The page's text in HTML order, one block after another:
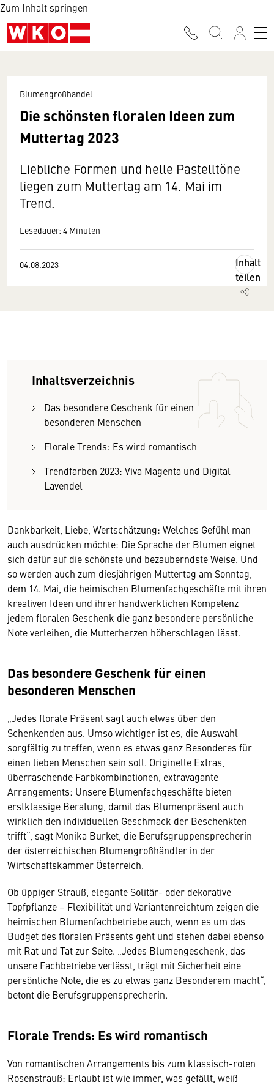
Zum Inhalt springen
Blumengroßhandel
Die schönsten floralen Ideen zum
Muttertag 2023
Liebliche Formen und helle Pastelltöne
liegen zum Muttertag am 14. Mai im
Trend.
Lesedauer: 4 Minuten
04.08.2023
Inhalt
teilen
Inhaltsverzeichnis
Das besondere Geschenk für einen
besonderen Menschen
Florale Trends: Es wird romantisch
Trendfarben 2023: Viva Magenta und Digital
Lavendel
Dankbarkeit, Liebe, Wertschätzung: Welches Gefühl man
auch ausdrücken möchte: Die Sprache der Blumen eignet
sich dafür auf die schönste und bezauberndste Weise. Und
so werden auch zum diesjährigen Muttertag am Sonntag,
dem 14. Mai, die heimischen Blumenfachgeschäfte mit ihren
kreativen Ideen und ihrer handwerklichen Kompetenz
jedem floralen Geschenk die ganz besondere persönliche
Note verleihen, die Mutterherzen höherschlagen lässt.
Das besondere Geschenk für einen
besonderen Menschen
„Jedes florale Präsent sagt auch etwas über den
Schenkenden aus. Umso wichtiger ist es, die Auswahl
sorgfältig zu treffen, wenn es etwas ganz Besonderes für
einen lieben Menschen sein soll. Originelle Extras,
überraschende Farbkombinationen, extravagante
Arrangements: Unsere Blumenfachgeschäfte bieten
erstklassige Beratung, damit das Blumenpräsent auch
wirklich den individuellen Geschmack der Beschenkten
trifft“, sagt Monika Burket, die Berufsgruppensprecherin
der österreichischen Blumengroßhändler in der
Wirtschaftskammer Österreich.
Ob üppiger Strauß, elegante Solitär- oder dekorative
Topfpflanze – Flexibilität und Variantenreichtum zeigen die
heimischen Blumenfachbetriebe auch, wenn es um das
Budget des floralen Präsents geht und stehen dabei ebenso
mit Rat und Tat zur Seite. „Jedes Blumengeschenk, das
unsere Fachbetriebe verlässt, trägt mit Sicherheit eine
persönliche Note, die es zu etwas ganz Besonderem macht“,
betont die Berufsgruppensprecherin.
Florale Trends: Es wird romantisch
Von romantischen Arrangements bis zum klassisch-roten
Rosenstrauß: Erlaubt ist wie immer, was gefällt, weiß